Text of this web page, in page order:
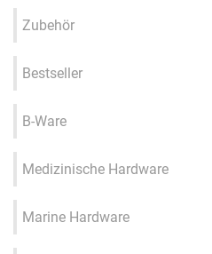
Zubehör
Bestseller
B-Ware
Medizinische Hardware
Marine Hardware